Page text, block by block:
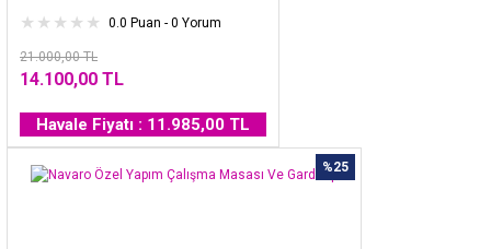
0.0 Puan - 0 Yorum
21.000,00 TL
14.100,00 TL
Havale Fiyatı : 11.985,00 TL
%25